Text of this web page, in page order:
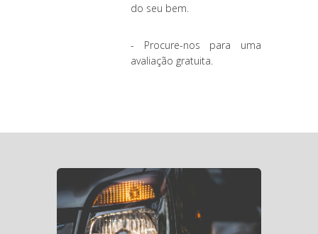
do seu bem.
- Procure-nos para uma
avaliação gratuita.